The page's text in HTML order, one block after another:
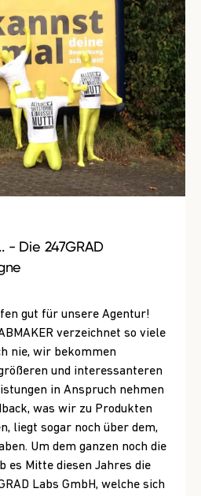
- Die 247GRAD
gut für unsere Agentur!
verzeichnet so viele
nie, wir bekommen
und interessanteren
in Anspruch nehmen
was wir zu Produkten
liegt sogar noch über dem,
Um dem ganzen noch die
es Mitte diesen Jahres die
Labs GmbH, welche sich